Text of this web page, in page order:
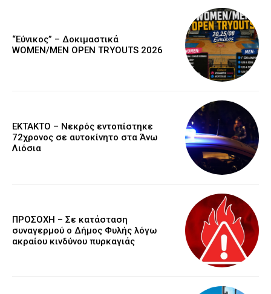
“Εύνικος” – Δοκιμαστικά
WOMEN/MEN OPEN TRYOUTS 2026
EKTAKTO – Νεκρός εντοπίστηκε
72χρονος σε αυτοκίνητο στα Άνω
Λιόσια
ΠΡΟΣΟΧΗ – Σε κατάσταση
συναγερμού ο Δήμος Φυλής λόγω
ακραίου κινδύνου πυρκαγιάς